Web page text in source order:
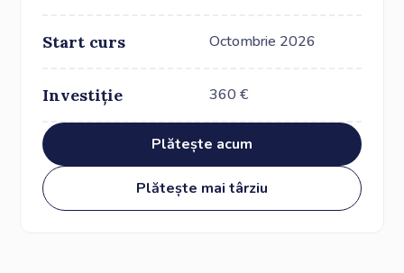
Start curs Octombrie 2026
Investiție 360 €
Plătește acum
Plătește mai târziu